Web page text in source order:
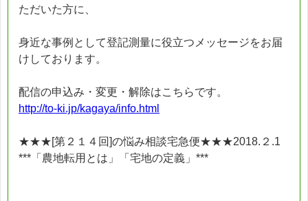
ただいた方に、
身近な事例として登記測量に役立つメッセージをお届
けしております。
配信の申込み・変更・解除はこちらです。
http://to-ki.jp/kagaya/info.html
★★★[第２１４回]の悩み相談宅急便★★★2018.２.1
***「農地転用とは」「宅地の定義」***